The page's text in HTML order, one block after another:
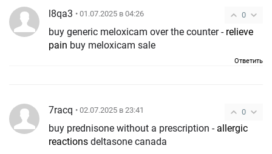
0
l8qa3 • 01.07.2025 в 04:26
buy generic meloxicam over the counter - relieve
pain buy meloxicam sale
Ответить
0
7racq • 02.07.2025 в 23:41
buy prednisone without a prescription - allergic
reactions deltasone canada